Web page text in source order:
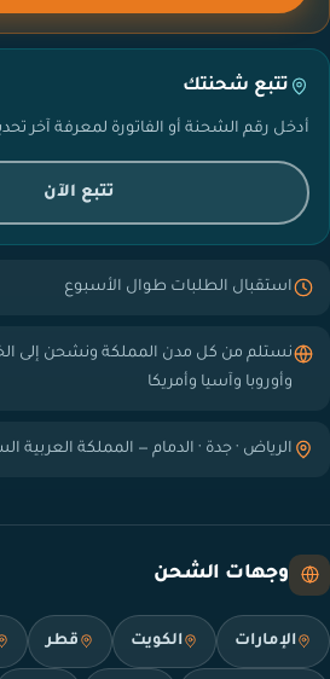
تتبع شحنتك
أدخل رقم الشحنة أو الفاتورة لمعرفة آخر
تتبع الآن
استقبال الطلبات طوال الأسبوع
نستلم من كل مدن المملكة ونشحن إلى
وأوروبا وآسيا وأمريكا
الرياض · جدة · الدمام — المملكة العربية
وجهات الشحن
الإمارات الكويت قطر